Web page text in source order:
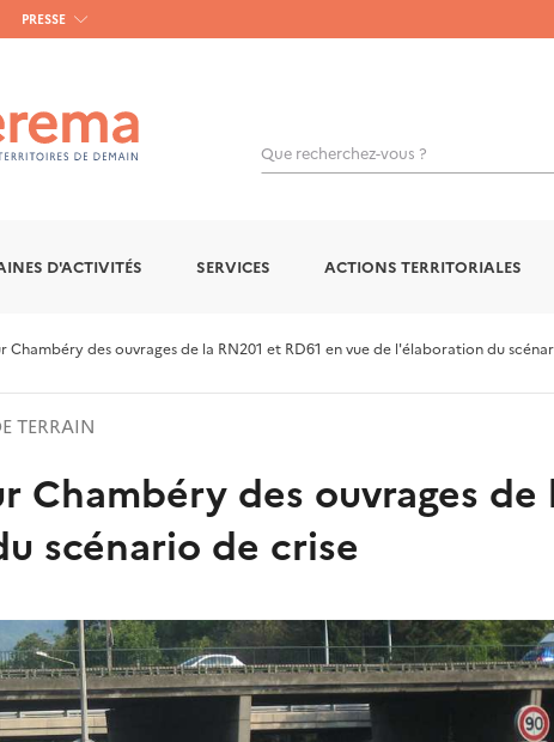
PRESSE
Que recherchez-vous ?
D'ACTIVITÉS SERVICES ACTIONS TERRITORIALES
Chambéry des ouvrages de la RN201 et RD61 en vue de l'élaboration du
TERRAIN
Chambéry des ouvrages de
scénario de crise